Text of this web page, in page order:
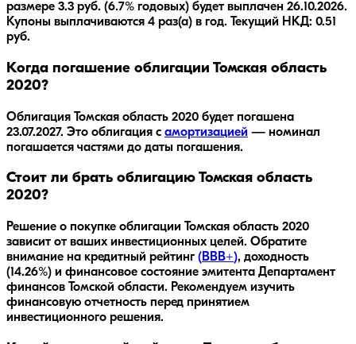
размере 3.3 руб. (6.7% годовых) будет выплачен 26.10.2026.
Купоны выплачиваются 4 раз(а) в год. Текущий НКД: 0.51
руб.
Когда погашение облигации Томская область
2020?
Облигация Томская область 2020 будет погашена
23.07.2027. Это облигация с амортизацией — номинал
погашается частями до даты погашения.
Стоит ли брать облигацию Томская область
2020?
Решение о покупке облигации
Томская область 2020
зависит от ваших инвестиционных целей. Обратите
внимание на кредитный рейтинг ( BBB+), доходность
(14.26%) и финансовое состояние эмитента Департамент
финансов Томской области. Рекомендуем изучить
финансовую отчетность перед принятием
инвестиционного решения.